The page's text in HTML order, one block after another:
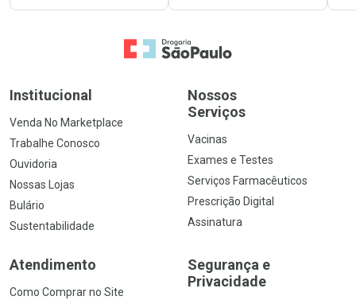
Ir para a Home
Institucional
Venda No Marketplace
Trabalhe Conosco
Ouvidoria
Nossas Lojas
Bulário
Sustentabilidade
Nossos
Serviços
Vacinas
Exames e Testes
Serviços Farmacêuticos
Prescrição Digital
Assinatura
Atendimento
Como Comprar no Site
Segurança e
Privacidade